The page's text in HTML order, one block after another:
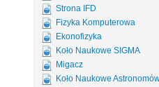
Strona IFD
Fizyka Komputerowa
Ekonofizyka
Koło Naukowe SIGMA
Migacz
Koło Naukowe